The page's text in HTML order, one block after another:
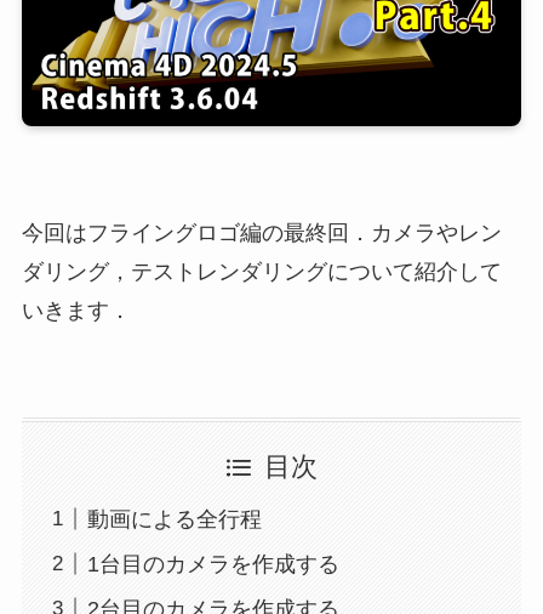
今回はフライングロゴ編の最終回．カメラやレン
ダリング，テストレンダリングについて紹介して
いきます．
目次
動画による全行程
1台目のカメラを作成する
2台目のカメラを作成する